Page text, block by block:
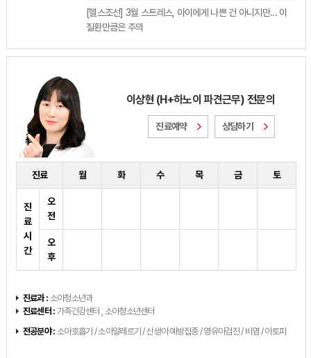
[헬스조선] 3월 스트레스, 아이에게 나쁜 건 아니지만... 이
질환만큼은 주의
이상현 (H+하노이 파견근무) 전문의
진료예약 상담하기
진료 월 화 수 목 금 토
진
료
시
간
오
전
오
후
진료과 : 소아청소년과
진료센터 : 가족건강센터 , 소아청소년센터
전공분야 : 소아호흡기 / 소아알레르기 / 신생아 예방접종 / 영유아검진 / 비염 / 아토피